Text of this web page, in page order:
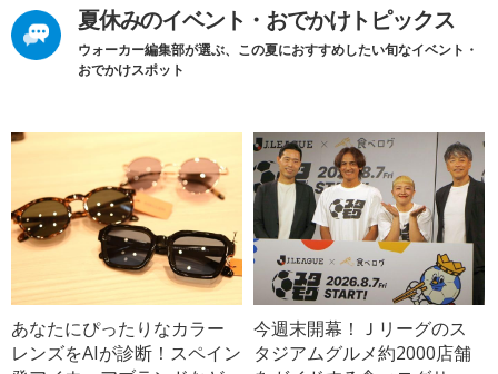
夏休みのイベント・おでかけトピックス
ウォーカー編集部が選ぶ、この夏におすすめしたい旬なイベント・
おでかけスポット
あなたにぴったりなカラー
レンズをAIが診断！スペイン
今週末開幕！Ｊリーグのス
タジアムグルメ約2000店舗